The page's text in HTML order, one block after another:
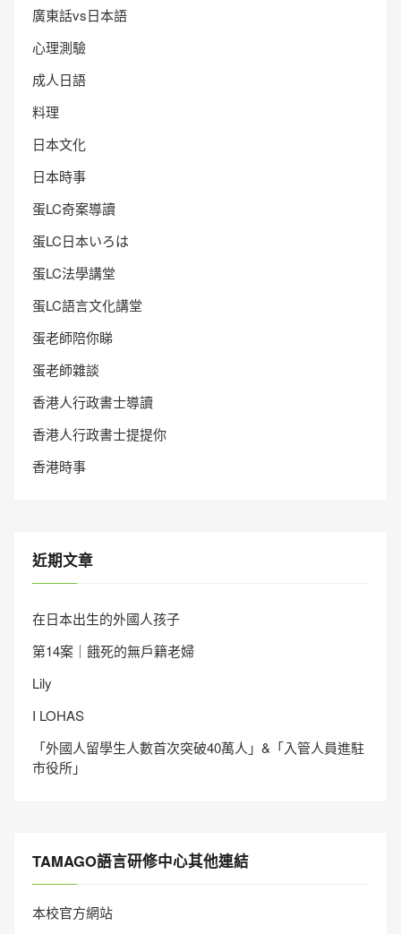
廣東話vs日本語
心理測驗
成人日語
料理
日本文化
日本時事
蛋LC奇案導讀
蛋LC日本いろは
蛋LC法學講堂
蛋LC語言文化講堂
蛋老師陪你睇
蛋老師雜談
香港人行政書士導讀
香港人行政書士提提你
香港時事
近期文章
在日本出生的外國人孩子
第14案｜餓死的無戶籍老婦
Lily
I LOHAS
「外國人留學生人數首次突破40萬人」&「入管人員進駐
市役所」
TAMAGO語言研修中心其他連結
本校官方網站